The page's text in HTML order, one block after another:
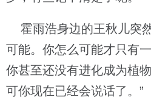
霍雨浩身边的王秋儿突
可能。你怎么可能才只有
你甚至还没有进化成为植
可你现在已经会说话了。”